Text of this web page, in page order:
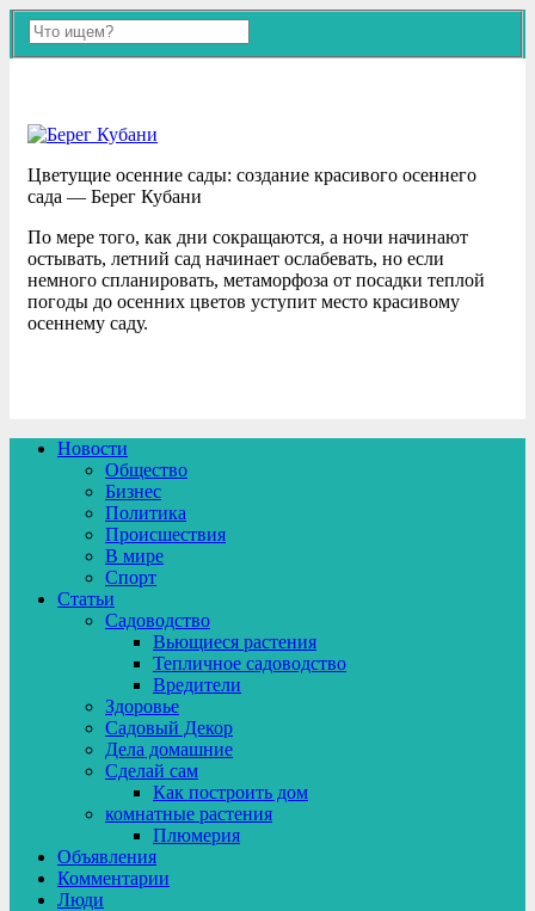
Цветущие осенние сады: создание красивого осеннего
сада — Берег Кубани
По мере того, как дни сокращаются, а ночи начинают
остывать, летний сад начинает ослабевать, но если
немного спланировать, метаморфоза от посадки теплой
погоды до осенних цветов уступит место красивому
осеннему саду.
Новости
Общество
Бизнес
Политика
Происшествия
В мире
Спорт
Статьи
Садоводство
Вьющиеся растения
Тепличное садоводство
Вредители
Здоровье
Садовый Декор
Дела домашние
Сделай сам
Как построить дом
комнатные растения
Плюмерия
Объявления
Комментарии
Люди